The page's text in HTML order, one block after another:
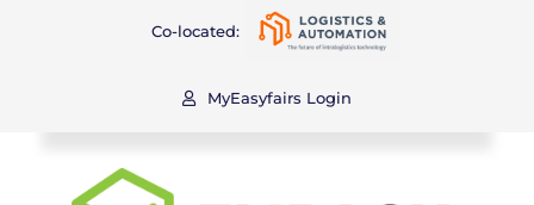
Co-located:
MyEasyfairs Login